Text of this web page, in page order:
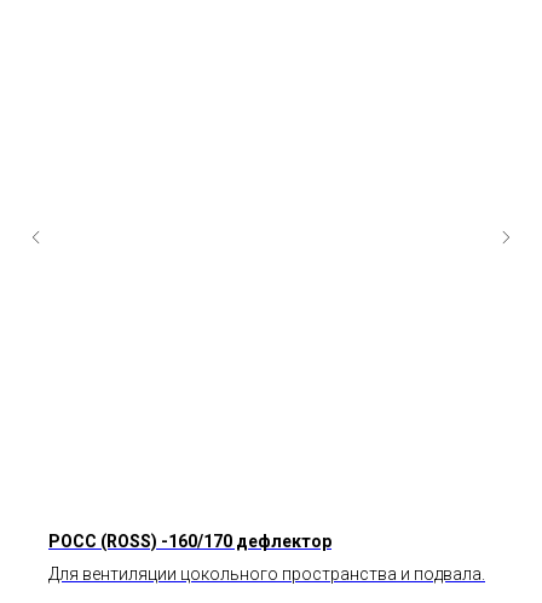
POCC (ROSS) -160/170 дефлектор
Для вентиляции цокольного пространства и подвала.